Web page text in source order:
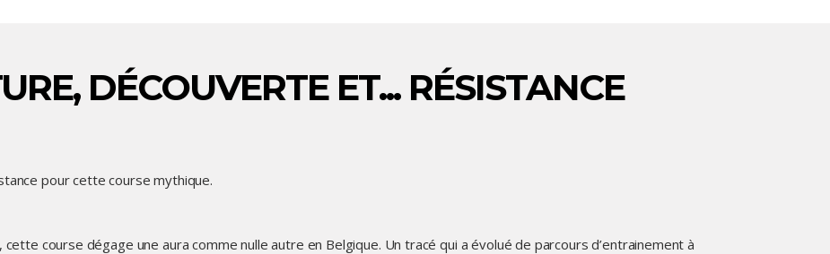
DÉCOUVERTE ET... RÉSISTANCE
pour cette course mythique.
cette course dégage une aura comme nulle autre en Belgique. Un tracé qui a évolué de parcours d’entrainement à